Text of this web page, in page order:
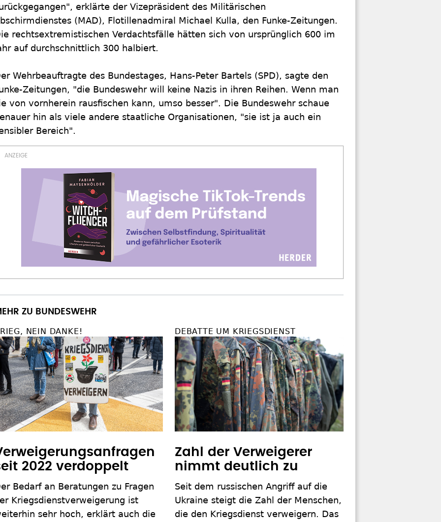
erklärte der Vizepräsident des Militärischen
(MAD), Flotillenadmiral Michael Kulla, den Funke-Zeitungen.
rechtsextremistischen Verdachtsfälle hätten sich von ursprünglich 600 im
auf durchschnittlich 300 halbiert.
Wehrbeauftragte des Bundestages, Hans-Peter Bartels (SPD), sagte den
Zeitungen, "die Bundeswehr will keine Nazis in ihren Reihen. Wenn man
von vornherein rausfischen kann, umso besser". Die Bundeswehr schaue
hin als viele andere staatliche Organisationen, "sie ist ja auch ein
Bereich".
ZU BUNDESWEHR
NEIN DANKE!
2022 verdoppelt
Bedarf an Beratungen zu Fragen
Kriegsdienstverweigerung ist
sehr hoch, erklärt auch die
DEBATTE UM KRIEGSDIENST
Zahl der Verweigerer
nimmt deutlich zu
Seit dem russischen Angriff auf die
Ukraine steigt die Zahl der Menschen,
die den Kriegsdienst verweigern. Das